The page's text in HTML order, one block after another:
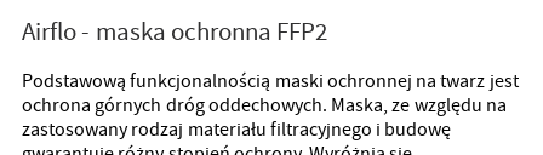
Airflo - maska ochronna FFP2
Podstawową funkcjonalnością maski ochronnej na twarz jest
ochrona górnych dróg oddechowych. Maska, ze względu na
zastosowany rodzaj materiału filtracyjnego i budowę